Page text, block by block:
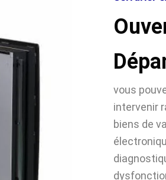
vous
intervenir
biens de